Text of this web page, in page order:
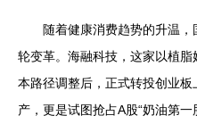
随着健康消费趋势的升温
轮变革。海融科技，这家以植
本路径调整后，正式转投创业
产，更是试图抢占A股“奶油第